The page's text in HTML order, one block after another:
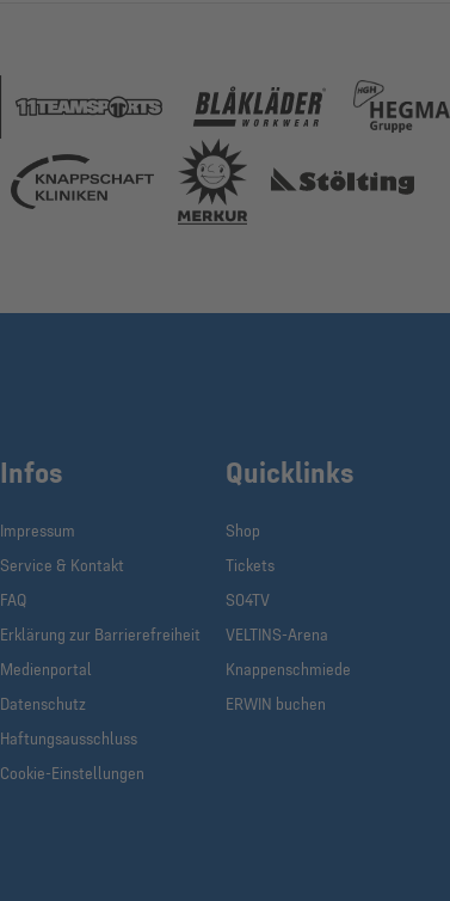
Infos
Impressum
Service & Kontakt
FAQ
Erklärung zur Barrierefreiheit
Medienportal
Datenschutz
Haftungsausschluss
Cookie-Einstellungen
Quicklinks
Shop
Tickets
S04TV
VELTINS-Arena
Knappenschmiede
ERWIN buchen